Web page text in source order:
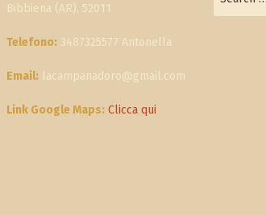
Bibbiena (AR), 52011
Telefono:3487325577 Antonella
Email: lacampanadoro@gmail.com
Link Google Maps: Clicca qui